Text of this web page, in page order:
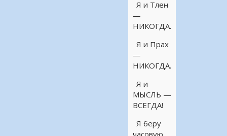
Я и Тлен
—
НИКОГДА.
Я и Прах
—
НИКОГДА.
Я и
МЫСЛЬ —
ВСЕГДА!
Я беру